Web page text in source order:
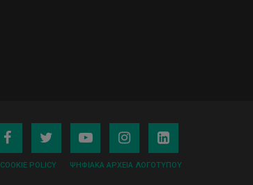
COOKIE POLICY ΨΗΦΙΑΚΆ ΑΡΧΕΊΑ ΛΟΓΌΤΥΠΟΥ